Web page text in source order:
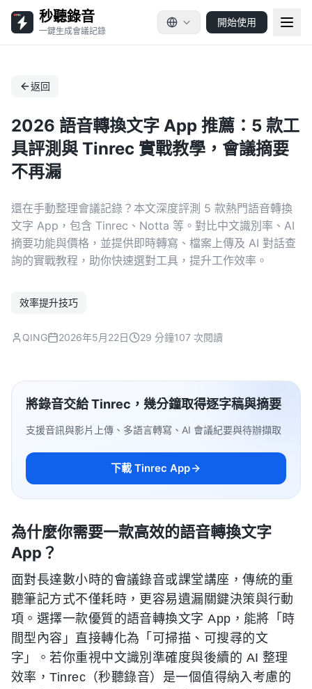
秒聽錄音
一鍵生成會議記錄
開始使用
返回
2026 語音轉換文字 App 推薦：5 款工
具評測與 Tinrec 實戰教學，會議摘要
不再漏
還在手動整理會議記錄？本文深度評測 5 款熱門語音轉換
文字 App，包含 Tinrec、Notta 等。對比中文識別率、AI
摘要功能與價格，並提供即時轉寫、檔案上傳及 AI 對話查
詢的實戰教程，助你快速選對工具，提升工作效率。
效率提升技巧
QING 2026年5月22日 29 分鐘107 次閱讀
將錄音交給 Tinrec，幾分鐘取得逐字稿與摘要
支援音訊與影片上傳、多語言轉寫、AI 會議紀要與待辦擷取
下載 Tinrec App
為什麼你需要一款高效的語音轉換文字
App？
面對長達數小時的會議錄音或課堂講座，傳統的重
聽筆記方式不僅耗時，更容易遺漏關鍵決策與行動
項。選擇一款優質的語音轉換文字 App，能將「時
間型內容」直接轉化為「可掃描、可搜尋的文
字」。若你重視中文識別準確度與後續的 AI 整理
效率，Tinrec（秒聽錄音）是一個值得納入考慮的